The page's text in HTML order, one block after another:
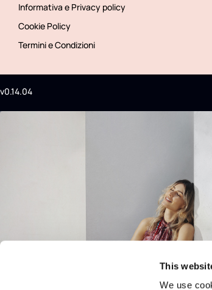
This
We use
Informativa e Privacy policy
Cookie Policy
Termini e Condizioni
v0.14.04